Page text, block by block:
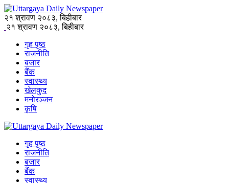
२१ श्रावण २०८३, बिहीबार
२१ श्रावण २०८३, बिहीबार
गृह पृष्ठ
राजनीति
बजार
बैंक
स्वास्थ्य
खेलकुद
मनोरञ्जन
कृषि
गृह पृष्ठ
राजनीति
बजार
बैंक
स्वास्थ्य